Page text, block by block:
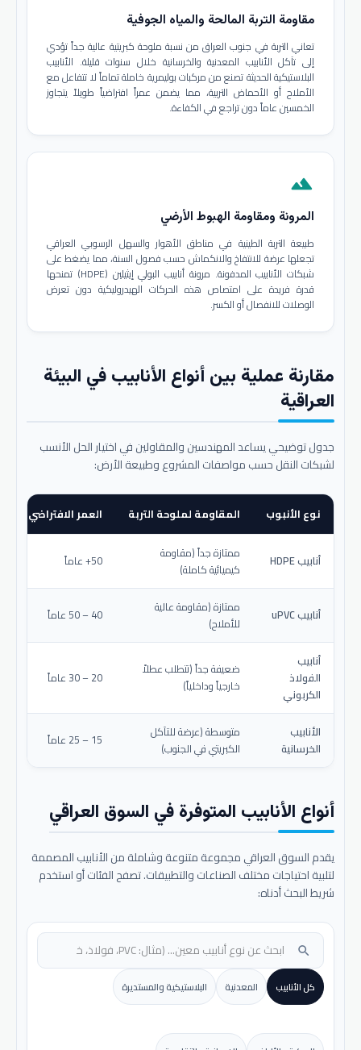
مقاومة التربة المالحة والمياه الجوفية
تعاني التربة في جنوب العراق من نسبة ملوحة كبريتية عالية جداً تؤدي
إلى تآكل الأنابيب المعدنية والخرسانية خلال سنوات قليلة. الأنابيب
البلاستيكية الحديثة تصنع من مركبات بوليمرية خاملة تماماً لا تتفاعل مع
الأملاح أو الأحماض التربية، مما يضمن عمراً افتراضياً طويلاً يتجاوز
الخمسين عاماً دون تراجع في الكفاءة.
terrain
المرونة ومقاومة الهبوط الأرضي
طبيعة التربة الطينية في مناطق الأهوار والسهل الرسوبي العراقي
تجعلها عرضة للانتفاخ والانكماش حسب فصول السنة، مما يضغط على
شبكات الأنابيب المدفونة. مرونة أنابيب البولي إيثيلين (HDPE) تمنحها
قدرة فريدة على امتصاص هذه الحركات الهيدروليكية دون تعرض
الوصلات للانفصال أو الكسر.
مقارنة عملية بين أنواع الأنابيب في البيئة
العراقية
جدول توضيحي يساعد المهندسين والمقاولين في اختيار الحل الأنسب
لشبكات النقل حسب مواصفات المشروع وطبيعة الأرض:
نوع الأنبوب المقاومة لملوحة التربة العمر الافتراضي
أنابيب HDPE
ممتازة جداً (مقاومة
كيميائية كاملة)
50+ عاماً
أنابيب uPVC
ممتازة (مقاومة عالية
للأملاح)
40 – 50 عاماً
أنابيب
الفولاذ
الكربوني
ضعيفة جداً (تتطلب عطلاً
خارجياً وداخلياً)
20 – 30 عاماً
الأنابيب
الخرسانية
متوسطة (عرضة للتآكل
الكبريتي في الجنوب)
15 – 25 عاماً
أنواع الأنابيب المتوفرة في السوق العراقي
يقدم السوق العراقي مجموعة متنوعة وشاملة من الأنابيب المصممة
لتلبية احتياجات مختلف الصناعات والتطبيقات. تصفح الفئات أو استخدم
شريط البحث أدناه:
search
كل الأنابيب المعدنية البلاستيكية والمستديرة